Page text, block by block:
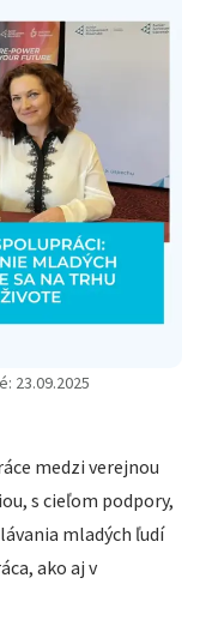
23.09.2025
medzi verejnou
s cieľom podpory,
mladých ľudí
ako aj v